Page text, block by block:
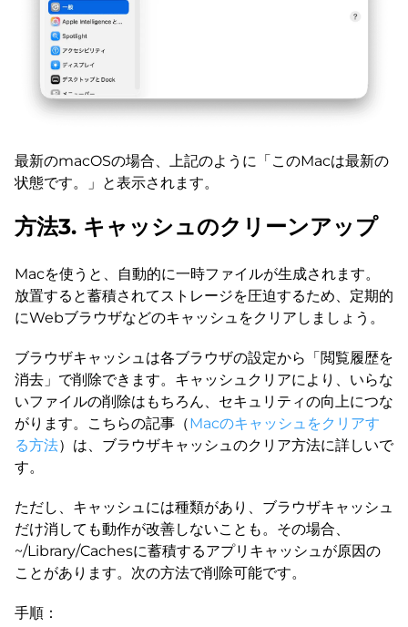
最新のmacOSの場合、上記のように「このMacは最新の
状態です。」と表示されます。
方法3. キャッシュのクリーンアップ
Macを使うと、自動的に一時ファイルが生成されます。
放置すると蓄積されてストレージを圧迫するため、定期的
にWebブラウザなどのキャッシュをクリアしましょう。
ブラウザキャッシュは各ブラウザの設定から「閲覧履歴を
消去」で削除できます。キャッシュクリアにより、いらな
いファイルの削除はもちろん、セキュリティの向上につな
がります。こちらの記事（Macのキャッシュをクリアす
る方法）は、ブラウザキャッシュのクリア方法に詳しいで
す。
ただし、キャッシュには種類があり、ブラウザキャッシュ
だけ消しても動作が改善しないことも。その場合、
~/Library/Cachesに蓄積するアプリキャッシュが原因の
ことがあります。次の方法で削除可能です。
手順：